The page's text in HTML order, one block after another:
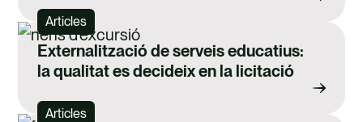
Articles
Externalització de serveis educatius:
la qualitat es decideix en la licitació
Articles